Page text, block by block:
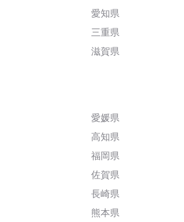
愛知県
三重県
滋賀県
愛媛県
高知県
福岡県
佐賀県
長崎県
熊本県